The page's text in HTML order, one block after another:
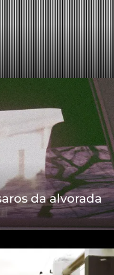
da alvorada